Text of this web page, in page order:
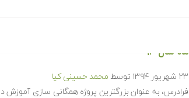
ارائه ۹۴ ساعت آموزش تخصصی در حوزه
ماه سال ۹۴
۲۳ شهریور ۱۳۹۴ توسط محمد حسینی کیا
فرادرس، به عنوان بزرگترین پروژه همگانی سازی آموزش